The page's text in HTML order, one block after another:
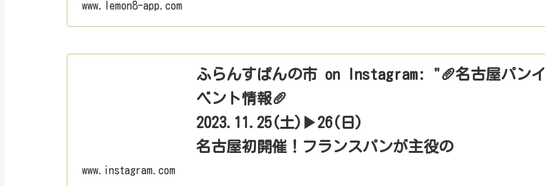
www.lemon8-app.com
ふらんすぱんの市 on Instagram: "🥖名古屋パンイ
ベント情報🥖
2023.11.25(土)▶︎26(日)
名古屋初開催！フランスパンが主役の
www.instagram.com